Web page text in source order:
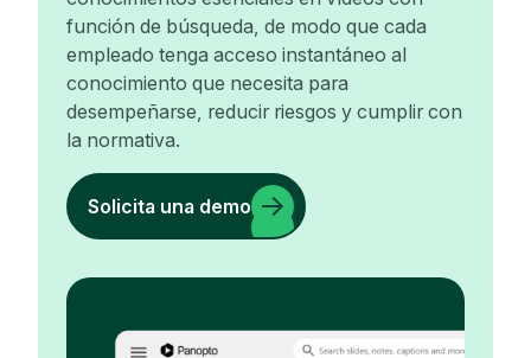
función de búsqueda, de modo que cada
empleado tenga acceso instantáneo al
conocimiento que necesita para
desempeñarse, reducir riesgos y cumplir con
la normativa.
Solicita una demo